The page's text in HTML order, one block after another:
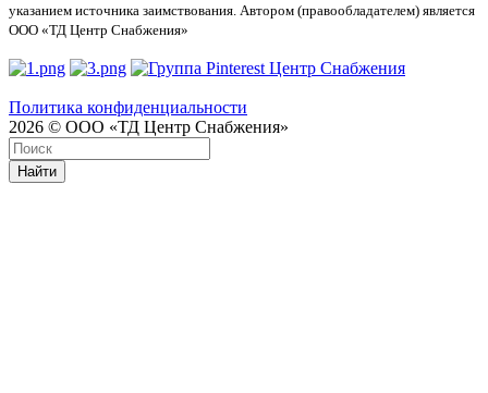
указанием источника заимствования. Автором (правообладателем) является
ООО «ТД Центр Снабжения»
Политика конфиденциальности
2026 © ООО «ТД Центр Снабжения»
Найти